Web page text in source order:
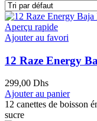
Aperçu rapide
Ajouter au favori
12 Raze Energy
299,00 Dhs
Ajouter au panier
12 canettes de boisson
sucre